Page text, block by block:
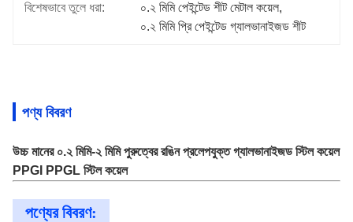
বিশেষভাবে তুলে ধরা:
০.২ মিমি পেইন্টেড শীট মেটাল কয়েল,
০.২ মিমি প্রি পেইন্টেড গ্যালভানাইজড শীট
পণ্য বিবরণ
উচ্চ মানের ০.২ মিমি-২ মিমি পুরুত্বের রঙিন প্রলেপযুক্ত গ্যালভানাইজড স্টিল কয়েল
PPGI PPGL স্টিল কয়েল
পণ্যের বিবরণ: